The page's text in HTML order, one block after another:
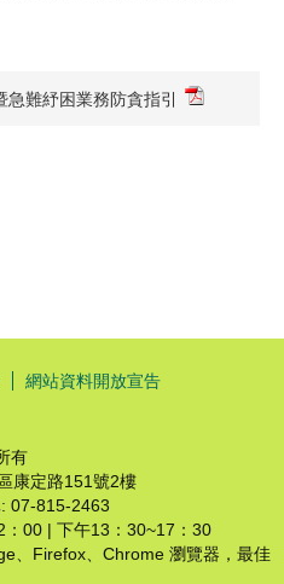
急難紓困業務防貪指引
網站資料開放宣告
有
康定路151號2樓
07-815-2463
00 | 下午13：30~17：30
、Firefox、Chrome 瀏覽器，最佳